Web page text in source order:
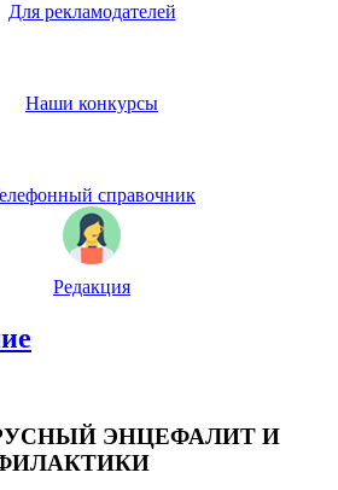
Для рекламодателей
Наши конкурсы
справочник
Редакция
ЭНЦЕФАЛИТ И